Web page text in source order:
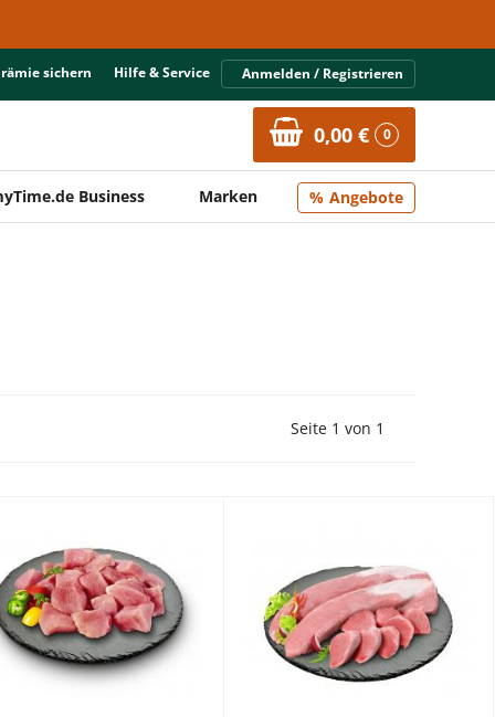
sichern Hilfe & Service Anmelden / Registrieren
0,00 € 0
Business Marken Angebote
Vorherige Seite
Seite 1 von 1